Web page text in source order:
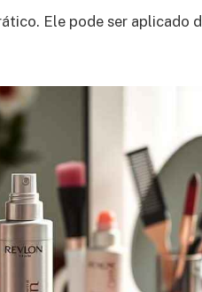
Ele pode ser aplicado